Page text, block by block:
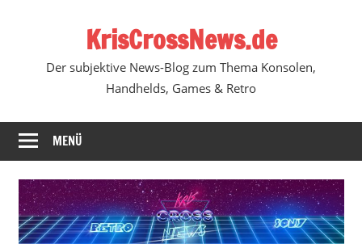
KrisCrossNews.de
Der subjektive News-Blog zum Thema Konsolen,
Handhelds, Games & Retro
MENÜ